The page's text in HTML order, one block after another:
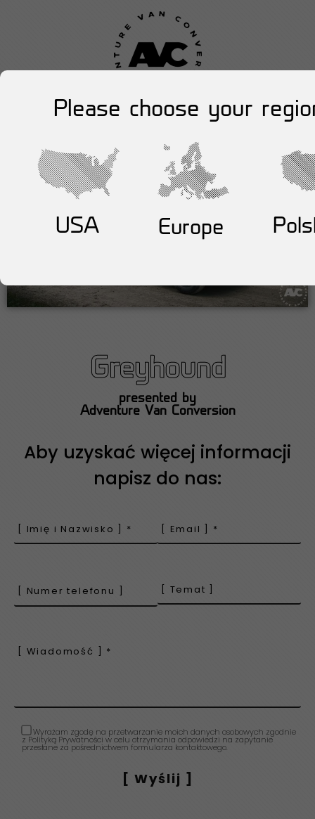
Greyhound
presented by
Adventure Van Conversion
Aby uzyskać więcej informacji
napisz do nas:
Wyrażam zgodę na przetwarzanie moich danych osobowych zgodnie
z Polityką Prywatności w celu otrzymania odpowiedzi na zapytanie
przesłane za pośrednictwem formularza kontaktowego.
Please choose your
USA Europe